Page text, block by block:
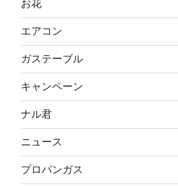
お花
エアコン
ガステーブル
キャンペーン
ナル君
ニュース
プロパンガス